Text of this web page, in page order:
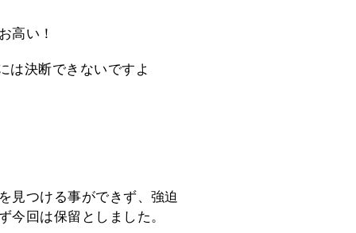
高い！
は決断できないですよ
見つける事ができず、強迫
今回は保留としました。